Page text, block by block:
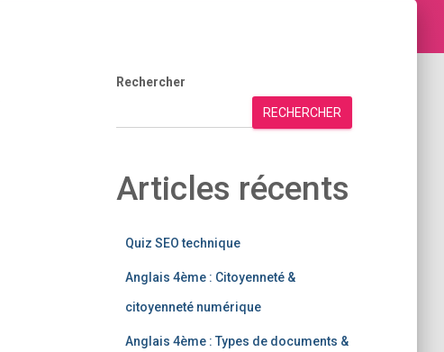
Rechercher
RECHERCHER
Articles récents
Quiz SEO technique
Anglais 4ème : Citoyenneté &
citoyenneté numérique
Anglais 4ème : Types de documents &